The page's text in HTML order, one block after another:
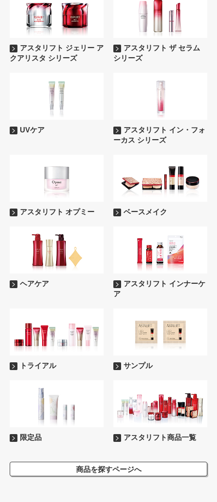
アスタリフト ジェリー ア
クアリスタ シリーズ
アスタリフト ザ セラム
シリーズ
UVケア
アスタリフト イン・フォ
ーカス シリーズ
アスタリフト オプミー ベースメイク
ヘアケア
アスタリフト インナーケ
ア
トライアル サンプル
限定品 アスタリフト商品一覧
商品を探すページへ